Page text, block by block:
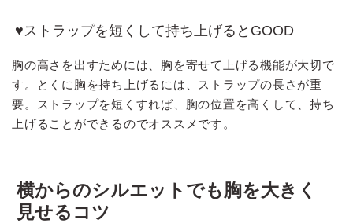
♥ストラップを短くして持ち上げるとGOOD
胸の高さを出すためには、胸を寄せて上げる機能が大切で
す。とくに胸を持ち上げるには、ストラップの長さが重
要。ストラップを短くすれば、胸の位置を高くして、持ち
上げることができるのでオススメです。
横からのシルエットでも胸を大きく
見せるコツ